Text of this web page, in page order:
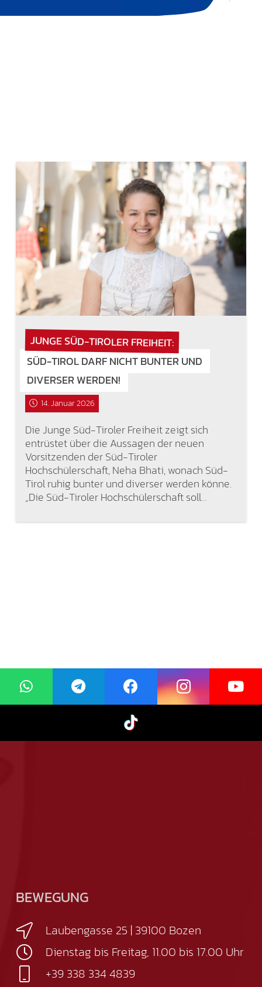
JUNGE SÜD-TIROLER FREIHEIT:
SÜD-TIROL DARF NICHT BUNTER UND
DIVERSER WERDEN!
14. Januar 2026
Die Junge Süd-Tiroler Freiheit zeigt sich
entrüstet über die Aussagen der neuen
Vorsitzenden der Süd-Tiroler
Hochschülerschaft, Neha Bhati, wonach Süd-
Tirol ruhig bunter und diverser werden könne.
„Die Süd-Tiroler Hochschülerschaft soll…
BEWEGUNG
Laubengasse 25 | 39100 Bozen
Dienstag bis Freitag, 11.00 bis 17.00 Uhr
+39 338 334 4839